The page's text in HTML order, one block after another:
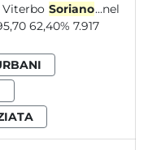
63,10% 24.825 300,6 476,6 Viterbo Soriano...nel
62,40% 7.917